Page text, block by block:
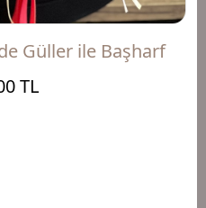
Güller ile Başharf
TL